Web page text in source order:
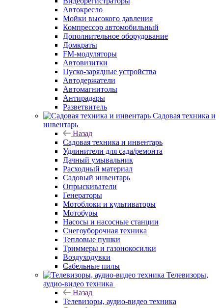
Автокресло
Мойки высокого давления
Компрессор автомобильный
Дополнительное оборудование
Домкраты
FM-модуляторы
Автовизитки
Пуско-зарядные устройства
Автодержатели
Автомагнитолы
Антирадары
Разветвитель
Садовая техника и
инвентарь
Назад
Садовая техника и инвентарь
Удлинители для сада/ремонта
Дачный умывальник
Расходный материал
Садовый инвентарь
Опрыскиватели
Генераторы
Мотоблоки и культиваторы
Мотобуры
Насосы и насосные станции
Снегоуборочная техника
Тепловые пушки
Триммеры и газонокосилки
Воздуходувки
Сабельные пилы
Телевизоры,
аудио-видео техника
Назад
Телевизоры, аудио-видео техника